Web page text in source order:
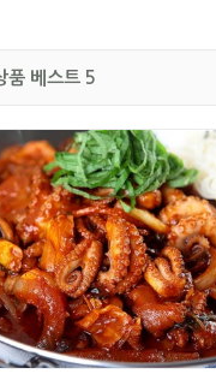
품 베스트 5